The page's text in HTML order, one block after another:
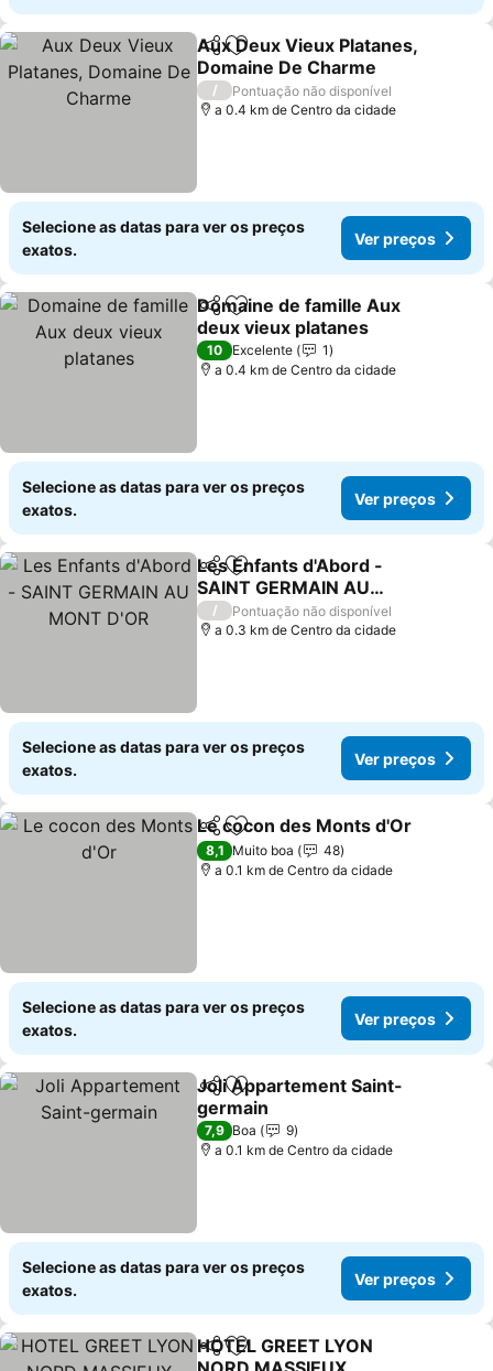
PartilharAdicionar aos favoritos
Aux Deux Vieux Platanes,
Domaine De Charme
/
Pontuação não disponível
a 0.4 km de Centro da cidade
Selecione as datas para ver os preços
exatos.
Ver preços
PartilharAdicionar aos favoritos
Domaine de famille Aux
deux vieux platanes
10 Excelente
1
a 0.4 km de Centro da cidade
Selecione as datas para ver os preços
exatos.
Ver preços
PartilharAdicionar aos favoritos
Les Enfants d'Abord -
SAINT GERMAIN AU
MONT D'OR
/
Pontuação não disponível
a 0.3 km de Centro da cidade
Selecione as datas para ver os preços
exatos.
Ver preços
PartilharAdicionar aos favoritos
Le cocon des Monts d'Or
8,1 Muito boa
48
a 0.1 km de Centro da cidade
Selecione as datas para ver os preços
exatos.
Ver preços
PartilharAdicionar aos favoritos
Joli Appartement Saint-
germain
7,9 Boa
9
a 0.1 km de Centro da cidade
Selecione as datas para ver os preços
exatos.
Ver preços
PartilharAdicionar aos favoritos
HOTEL GREET LYON